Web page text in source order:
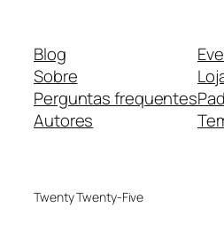
Blog
Sobre
Perguntas frequentes
Autores
Twenty Twenty-Five